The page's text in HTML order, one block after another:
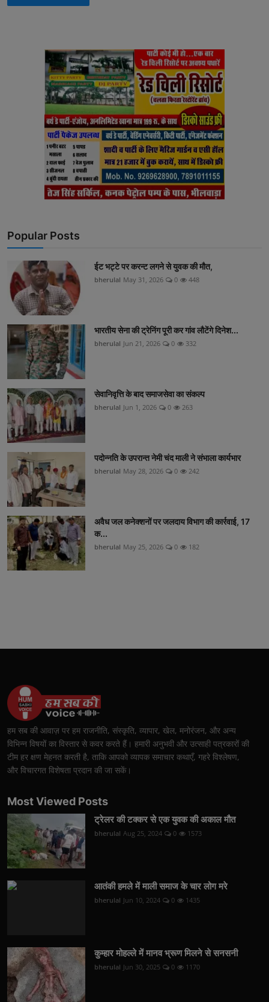
Popular Posts
ईट भट्टे पर करन्ट लगने से युवक की मौत,
bherulal May 31, 2026 0 448
भारतीय सेना की ट्रेनिंग पूरी कर गांव लौटेंगे दिनेश...
bherulal Jun 21, 2026 0 332
सेवानिवृत्ति के बाद समाजसेवा का संकल्प
bherulal Jun 1, 2026 0 263
पदोन्नति के उपरान्त नेमी चंद माली ने संभाला कार्यभार
bherulal May 28, 2026 0 242
अवैध जल कनेक्शनों पर जलदाय विभाग की कार्रवाई, 17
क...
bherulal May 25, 2026 0 182
हम सब की आवाज़ पर हम राजनीति, संस्कृति, व्यापार, खेल, मनोरंजन, और अन्य
विभिन्न विषयों का विस्तार से कवर करते हैं। हमारी अनुभवी और उत्साही पत्रकारों की
टीम हर क्षण मेहनत करती है, ताकि आपको व्यापक समाचार कथाएँ, गहरे विश्लेषण,
और विचारगत विशेषता प्रदान की जा सकें।
Most Viewed Posts
ट्रेलर की टक्कर से एक युवक की अकाल मौत
bherulal Aug 25, 2024 0 1573
आतंकी हमले में माली समाज के चार लोग मरे
bherulal Jun 10, 2024 0 1435
कुम्हार मोहल्ले में मानव भ्रूण मिलने से सनसनी
bherulal Jun 30, 2025 0 1170